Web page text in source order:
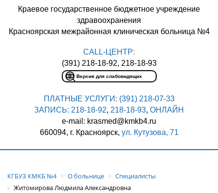
CALL-ЦЕНТР:
(391) 218-18-92, 218-18-93
Версия для слабовидящих
Краевое государственное бюджетное учреждение
здравоохранения
Красноярская межрайонная клиническая больница №4
ПЛАТНЫЕ УСЛУГИ: (391) 218-07-33
ЗАПИСЬ: 218-18-92, 218-18-93, ОНЛАЙН
e-mail: krasmed@kmkb4.ru
660094, г. Красноярск, ул. Кутузова, 71
КГБУЗ КМКБ №4 О больнице
Специалисты
Житомирова Людмила Александровна